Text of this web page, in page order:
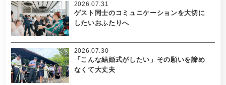
ゲスト同士のコミュニケーションを大切に
したいおふたりへ
2026.07.31
「こんな結婚式がしたい」その願いを諦め
なくて大丈夫
2026.07.30